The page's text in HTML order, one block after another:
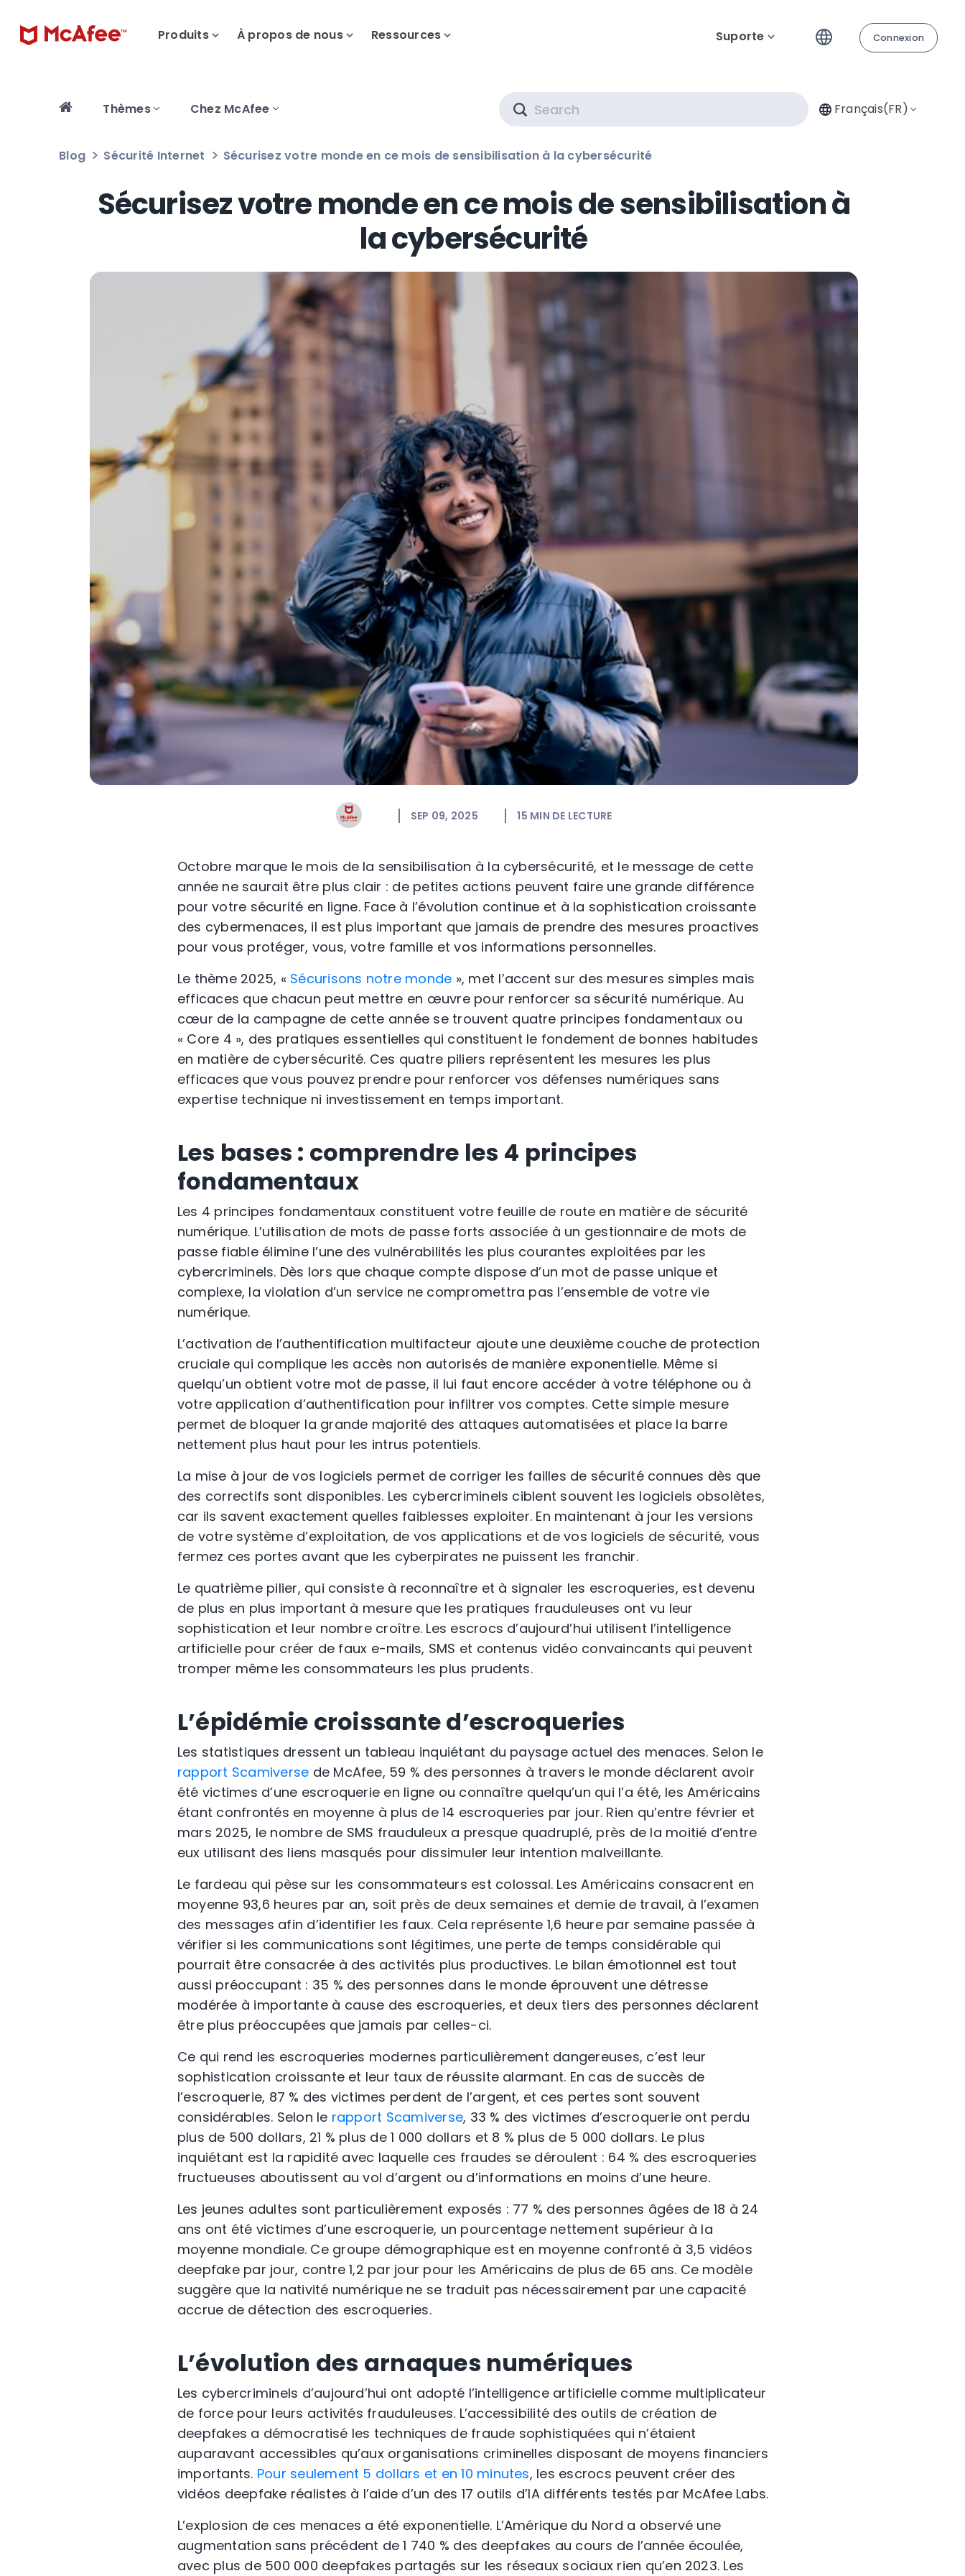
Produits À propos de nous Ressources Suporte Connexion
Thèmes Chez McAfee Français(FR)
Blog Sécurité Internet Sécurisez votre monde en ce mois de sensibilisation à la cybersécurité
Sécurisez votre monde en ce mois de sensibilisation à
la cybersécurité
SEP 09, 2025 15 MIN DE LECTURE
Octobre marque le mois de la sensibilisation à la cybersécurité, et le message de cette
année ne saurait être plus clair : de petites actions peuvent faire une grande différence
pour votre sécurité en ligne. Face à l’évolution continue et à la sophistication croissante
des cybermenaces, il est plus important que jamais de prendre des mesures proactives
pour vous protéger, vous, votre famille et vos informations personnelles.
Le thème 2025, « Sécurisons notre monde », met l’accent sur des mesures simples mais
efficaces que chacun peut mettre en œuvre pour renforcer sa sécurité numérique. Au
cœur de la campagne de cette année se trouvent quatre principes fondamentaux ou
« Core 4 », des pratiques essentielles qui constituent le fondement de bonnes habitudes
en matière de cybersécurité. Ces quatre piliers représentent les mesures les plus
efficaces que vous pouvez prendre pour renforcer vos défenses numériques sans
expertise technique ni investissement en temps important.
Les bases : comprendre les 4 principes
fondamentaux
Les 4 principes fondamentaux constituent votre feuille de route en matière de sécurité
numérique. L’utilisation de mots de passe forts associée à un gestionnaire de mots de
passe fiable élimine l’une des vulnérabilités les plus courantes exploitées par les
cybercriminels. Dès lors que chaque compte dispose d’un mot de passe unique et
complexe, la violation d’un service ne compromettra pas l’ensemble de votre vie
numérique.
L’activation de l’authentification multifacteur ajoute une deuxième couche de protection
cruciale qui complique les accès non autorisés de manière exponentielle. Même si
quelqu’un obtient votre mot de passe, il lui faut encore accéder à votre téléphone ou à
votre application d’authentification pour infiltrer vos comptes. Cette simple mesure
permet de bloquer la grande majorité des attaques automatisées et place la barre
nettement plus haut pour les intrus potentiels.
La mise à jour de vos logiciels permet de corriger les failles de sécurité connues dès que
des correctifs sont disponibles. Les cybercriminels ciblent souvent les logiciels obsolètes,
car ils savent exactement quelles faiblesses exploiter. En maintenant à jour les versions
de votre système d’exploitation, de vos applications et de vos logiciels de sécurité, vous
fermez ces portes avant que les cyberpirates ne puissent les franchir.
Le quatrième pilier, qui consiste à reconnaître et à signaler les escroqueries, est devenu
de plus en plus important à mesure que les pratiques frauduleuses ont vu leur
sophistication et leur nombre croître. Les escrocs d’aujourd’hui utilisent l’intelligence
artificielle pour créer de faux e-mails, SMS et contenus vidéo convaincants qui peuvent
tromper même les consommateurs les plus prudents.
L’épidémie croissante d’escroqueries
Les statistiques dressent un tableau inquiétant du paysage actuel des menaces. Selon le
rapport Scamiverse de McAfee, 59 % des personnes à travers le monde déclarent avoir
été victimes d’une escroquerie en ligne ou connaître quelqu’un qui l’a été, les Américains
étant confrontés en moyenne à plus de 14 escroqueries par jour. Rien qu’entre février et
mars 2025, le nombre de SMS frauduleux a presque quadruplé, près de la moitié d’entre
eux utilisant des liens masqués pour dissimuler leur intention malveillante.
Le fardeau qui pèse sur les consommateurs est colossal. Les Américains consacrent en
moyenne 93,6 heures par an, soit près de deux semaines et demie de travail, à l’examen
des messages afin d’identifier les faux. Cela représente 1,6 heure par semaine passée à
vérifier si les communications sont légitimes, une perte de temps considérable qui
pourrait être consacrée à des activités plus productives. Le bilan émotionnel est tout
aussi préoccupant : 35 % des personnes dans le monde éprouvent une détresse
modérée à importante à cause des escroqueries, et deux tiers des personnes déclarent
être plus préoccupées que jamais par celles-ci.
Ce qui rend les escroqueries modernes particulièrement dangereuses, c’est leur
sophistication croissante et leur taux de réussite alarmant. En cas de succès de
l’escroquerie, 87 % des victimes perdent de l’argent, et ces pertes sont souvent
considérables. Selon le rapport Scamiverse, 33 % des victimes d’escroquerie ont perdu
plus de 500 dollars, 21 % plus de 1 000 dollars et 8 % plus de 5 000 dollars. Le plus
inquiétant est la rapidité avec laquelle ces fraudes se déroulent : 64 % des escroqueries
fructueuses aboutissent au vol d’argent ou d’informations en moins d’une heure.
Les jeunes adultes sont particulièrement exposés : 77 % des personnes âgées de 18 à 24
ans ont été victimes d’une escroquerie, un pourcentage nettement supérieur à la
moyenne mondiale. Ce groupe démographique est en moyenne confronté à 3,5 vidéos
deepfake par jour, contre 1,2 par jour pour les Américains de plus de 65 ans. Ce modèle
suggère que la nativité numérique ne se traduit pas nécessairement par une capacité
accrue de détection des escroqueries.
L’évolution des arnaques numériques
Les cybercriminels d’aujourd’hui ont adopté l’intelligence artificielle comme multiplicateur
de force pour leurs activités frauduleuses. L’accessibilité des outils de création de
deepfakes a démocratisé les techniques de fraude sophistiquées qui n’étaient
auparavant accessibles qu’aux organisations criminelles disposant de moyens financiers
importants. Pour seulement 5 dollars et en 10 minutes, les escrocs peuvent créer des
vidéos deepfake réalistes à l’aide d’un des 17 outils d’IA différents testés par McAfee Labs.
L’explosion de ces menaces a été exponentielle. L’Amérique du Nord a observé une
augmentation sans précédent de 1 740 % des deepfakes au cours de l’année écoulée,
avec plus de 500 000 deepfakes partagés sur les réseaux sociaux rien qu’en 2023. Les